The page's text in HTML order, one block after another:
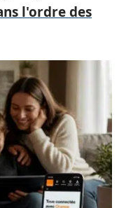
l'ordre des